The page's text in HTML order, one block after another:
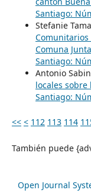
Santiago:
Stefanie
Comunitarios
Comuna
Santiago:
Antonio
locales sobre
Santiago:
<< < 112 113 114
También puede
Open Journal